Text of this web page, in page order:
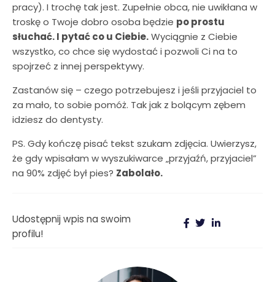
pracy). I trochę tak jest. Zupełnie obca, nie uwikłana w
troskę o Twoje dobro osoba będzie po prostu
słuchać. I pytać co u Ciebie.Wyciągnie z Ciebie
wszystko, co chce się wydostać i pozwoli Ci na to
spojrzeć z innej perspektywy.
Zastanów się – czego potrzebujesz i jeśli przyjaciel to
za mało, to sobie pomóż. Tak jak z bolącym zębem
idziesz do dentysty.
PS. Gdy kończę pisać tekst szukam zdjęcia. Uwierzysz,
że gdy wpisałam w wyszukiwarce „przyjaźń, przyjaciel”
na 90% zdjęć był pies? Zabolało.
Udostępnij wpis na swoim
profilu!